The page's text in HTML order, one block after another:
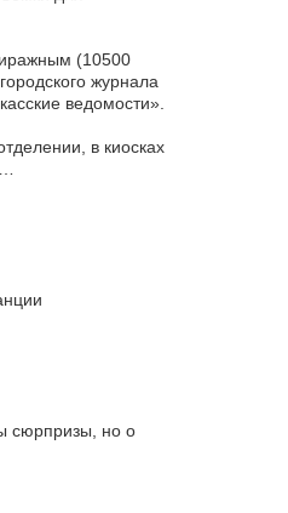
(10500
журнала
ведомости».
в киосках
сюрпризы, но о